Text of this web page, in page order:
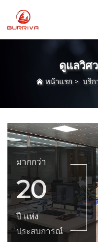
ดูแลวิศ
หน้าแรก > บริก
มากกว่า
20
ปี แห่ง
ประสบการณ์